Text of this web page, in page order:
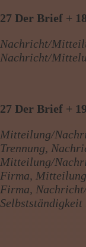
27 Der Brief +
Nachricht/
Nachricht/
27 Der Brief +
Mitteilung/
Trennung,
Mitteilung/
Firma,
Firma,